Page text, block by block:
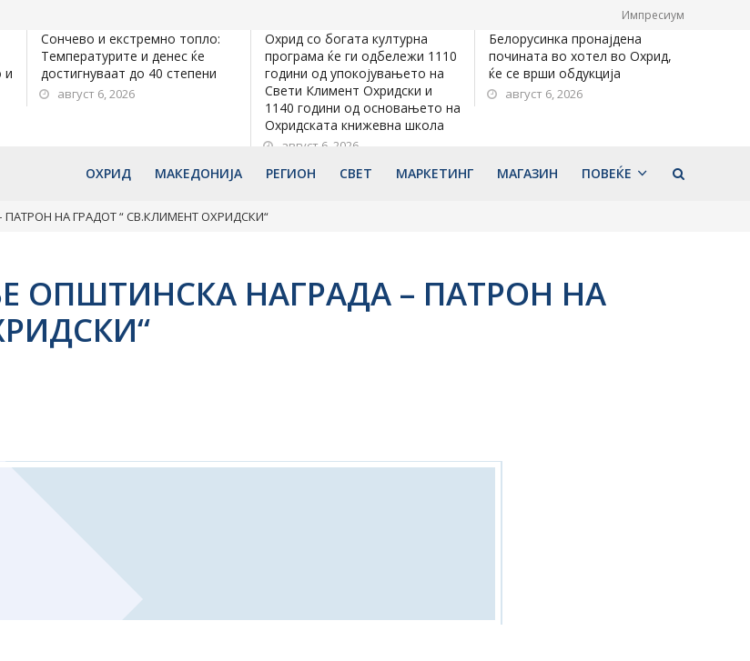
Импресиум
и
Сончево и екстремно топло:
Температурите и денес ќе
достигнуваат до 40 степени
август 6, 2026
Охрид со богата културна
програма ќе ги одбележи 1110
години од упокојувањето на
Свети Климент Охридски и
1140 години од основањето на
Охридската книжевна школа
август 6, 2026
Белорусинка пронајдена
почината во хотел во Охрид,
ќе се врши обдукција
август 6, 2026
ОХРИД МАКЕДОНИЈА РЕГИОН СВЕТ МАРКЕТИНГ МАГАЗИН ПОВЕЌЕ
НА ГРАДОТ “ СВ.КЛИМЕНТ ОХРИДСКИ“
ОПШТИНСКА НАГРАДА – ПАТРОН НА